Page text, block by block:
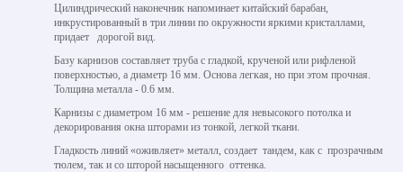
Цилиндрический наконечник напоминает китайский барабан,
инкрустированный в три линии по окружности яркими кристаллами,
придает дорогой вид.
Базу карнизов составляет труба с гладкой, крученой или рифленой
поверхностью, а диаметр 16 мм. Основа легкая, но при этом прочная.
Толщина металла - 0.6 мм.
Карнизы с диаметром 16 мм - решение для невысокого потолка и
декорирования окна шторами из тонкой, легкой ткани.
Гладкость линий «оживляет» металл, создает тандем, как с прозрачным
тюлем, так и со шторой насыщенного оттенка.